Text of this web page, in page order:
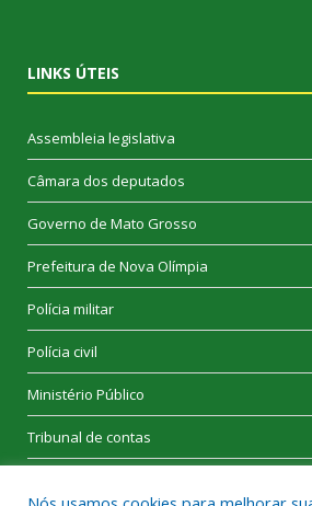
LINKS ÚTEIS
Assembleia legislativa
Câmara dos deputados
Governo de Mato Grosso
Prefeitura de Nova Olímpia
Polícia militar
Polícia civil
Ministério Público
Tribunal de contas